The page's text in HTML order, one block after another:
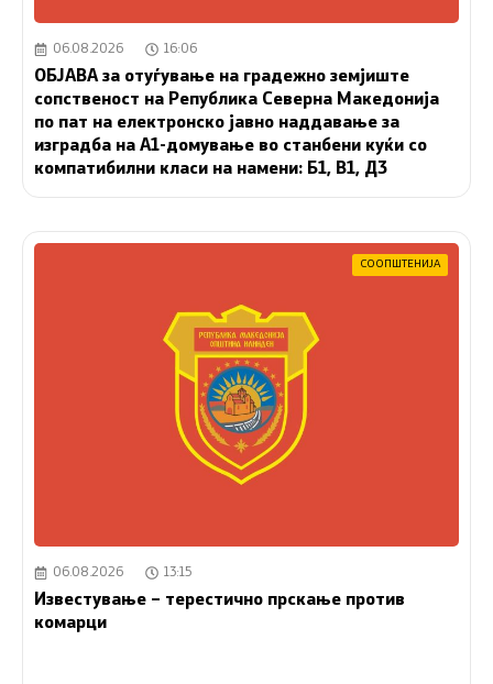
06.08.2026 16:06
ОБЈАВА за отуѓување на градежно земјиште
сопственост на Република Северна Македонија
по пат на електронско јавно наддавање за
изградба на A1-домување во станбени куќи со
компатибилни класи на намени: Б1, В1, Д3
СООПШТЕНИЈА
06.08.2026 13:15
Известување – терестично прскање против
комарци